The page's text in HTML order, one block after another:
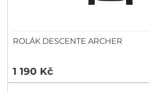
ROLÁK DESCENTE ARCHER
1 190 Kč